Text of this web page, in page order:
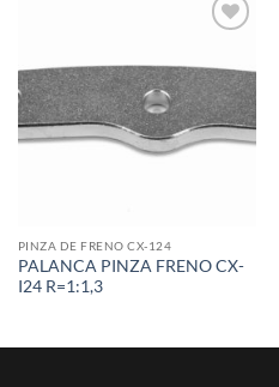
wishlist
PINZA DE FRENO CX-124
PALANCA PINZA FRENO CX-
I24 R=1:1,3